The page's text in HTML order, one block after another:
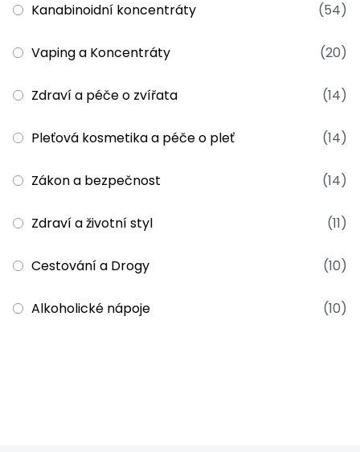
Kanabinoidní koncentráty (54)
Vaping a Koncentráty (20)
Zdraví a péče o zvířata (14)
Pleťová kosmetika a péče o pleť (14)
Zákon a bezpečnost (14)
Zdraví a životní styl (11)
Cestování a Drogy (10)
Alkoholické nápoje (10)